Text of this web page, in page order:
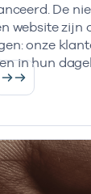
De
website zijn
onze
in hun